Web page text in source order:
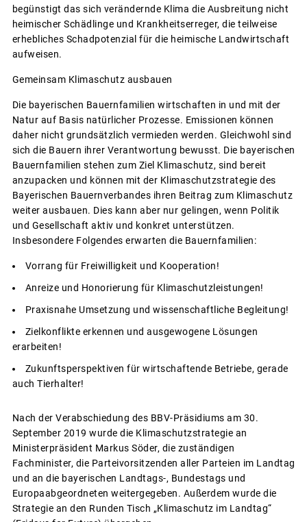
begünstigt das sich verändernde Klima die Ausbreitung nicht
heimischer Schädlinge und Krankheitserreger, die teilweise
erhebliches Schadpotenzial für die heimische Landwirtschaft
aufweisen.
Gemeinsam Klimaschutz ausbauen
Die bayerischen Bauernfamilien wirtschaften in und mit der
Natur auf Basis natürlicher Prozesse. Emissionen können
daher nicht grundsätzlich vermieden werden. Gleichwohl sind
sich die Bauern ihrer Verantwortung bewusst. Die bayerischen
Bauernfamilien stehen zum Ziel Klimaschutz, sind bereit
anzupacken und können mit der Klimaschutzstrategie des
Bayerischen Bauernverbandes ihren Beitrag zum Klimaschutz
weiter ausbauen. Dies kann aber nur gelingen, wenn Politik
und Gesellschaft aktiv und konkret unterstützen.
Insbesondere Folgendes erwarten die Bauernfamilien:
Vorrang für Freiwilligkeit und Kooperation!
Anreize und Honorierung für Klimaschutzleistungen!
Praxisnahe Umsetzung und wissenschaftliche Begleitung!
Zielkonflikte erkennen und ausgewogene Lösungen
erarbeiten!
Zukunftsperspektiven für wirtschaftende Betriebe, gerade
auch Tierhalter!
Nach der Verabschiedung des BBV-Präsidiums am 30.
September 2019 wurde die Klimaschutzstrategie an
Ministerpräsident Markus Söder, die zuständigen
Fachminister, die Parteivorsitzenden aller Parteien im Landtag
und an die bayerischen Landtags-, Bundestags und
Europaabgeordneten weitergegeben. Außerdem wurde die
Strategie an den Runden Tisch „Klimaschutz im Landtag“